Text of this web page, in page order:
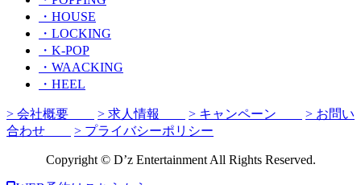
・HOUSE
・LOCKING
・K-POP
・WAACKING
・HEEL
> 会社概要 > 求人情報 > キャンペーン
> お問い
合わせ
> プライバシーポリシー
Copyright © D’z Entertainment All Rights Reserved.